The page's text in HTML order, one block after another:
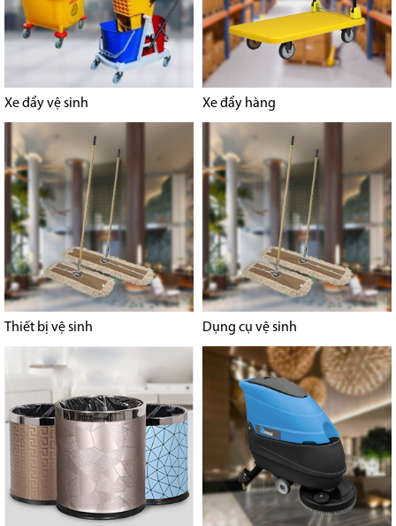
Xe đẩy vệ sinh Xe đẩy hàng
Thiết bị vệ sinh Dụng cụ vệ sinh